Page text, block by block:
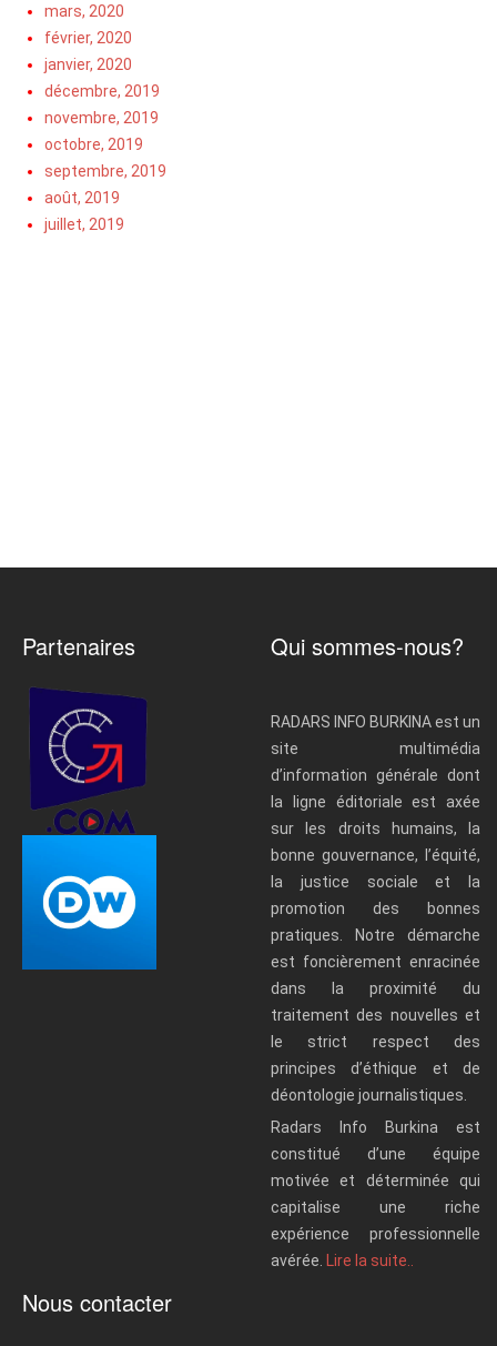
mars, 2020
février, 2020
janvier, 2020
décembre, 2019
novembre, 2019
octobre, 2019
septembre, 2019
août, 2019
juillet, 2019
Partenaires Qui sommes-nous?
RADARS INFO BURKINA est un
site multimédia
d’information générale dont
la ligne éditoriale est axée
sur les droits humains, la
bonne gouvernance, l’équité,
la justice sociale et la
promotion des bonnes
pratiques. Notre démarche
est foncièrement enracinée
dans la proximité du
traitement des nouvelles et
le strict respect des
principes d’éthique et de
déontologie journalistiques.
Radars Info Burkina est
constitué d’une équipe
motivée et déterminée qui
capitalise une riche
expérience professionnelle
avérée.
Lire la suite..
Nous contacter